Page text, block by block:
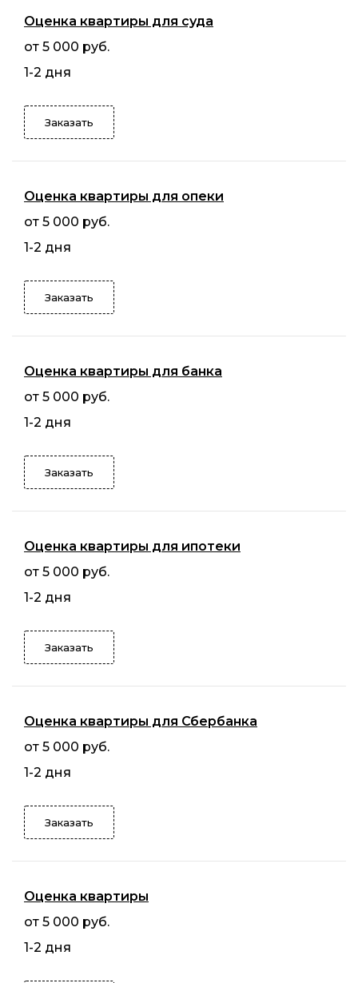
Оценка квартиры для суда
от 5 000 руб.
1-2 дня
Заказать
Оценка квартиры для опеки
от 5 000 руб.
1-2 дня
Заказать
Оценка квартиры для банка
от 5 000 руб.
1-2 дня
Заказать
Оценка квартиры для ипотеки
от 5 000 руб.
1-2 дня
Заказать
Оценка квартиры для Сбербанка
от 5 000 руб.
1-2 дня
Заказать
Оценка квартиры
от 5 000 руб.
1-2 дня